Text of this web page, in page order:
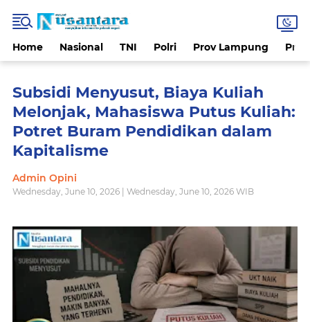
Home Nasional TNI Polri Prov Lampung
Subsidi Menyusut, Biaya Kuliah
Melonjak, Mahasiswa Putus Kuliah:
Potret Buram Pendidikan dalam
Kapitalisme
Admin Opini
Wednesday, June 10, 2026 | Wednesday, June 10, 2026 WIB